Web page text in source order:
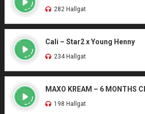
282 Hallgat
Cali – Star2 x Young Henny
234 Hallgat
MAXO KREAM – 6 MONTHS
198 Hallgat